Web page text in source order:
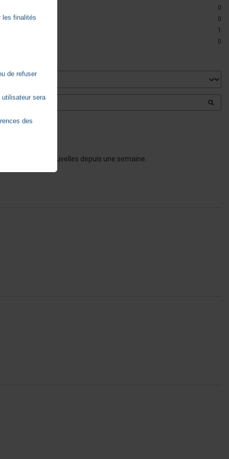
0
0
1
0
Pas de nouvelles depuis une semaine.
les finalités
de refuser
sera
des